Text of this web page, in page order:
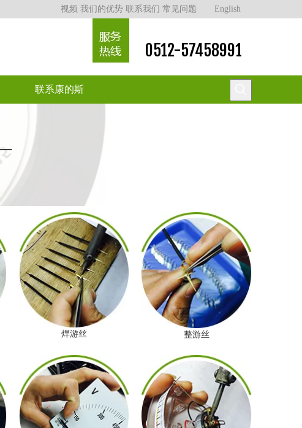
视频 我们的优势 联系我们 常见问题 English
0512-57458991
联系康的斯
焊游丝 整游丝